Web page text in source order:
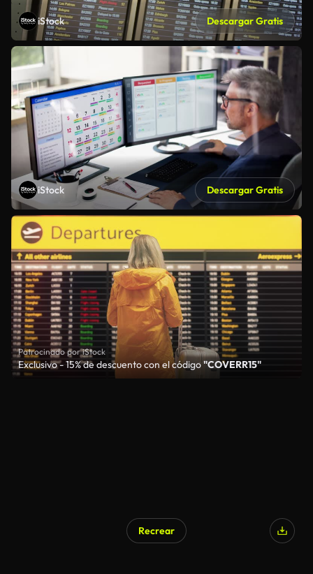
iStock Descargar Gratis
iStock Descargar Gratis
Patrocinado por iStock
Exclusivo - 15% de descuento con el código"COVERR15"
Recrear